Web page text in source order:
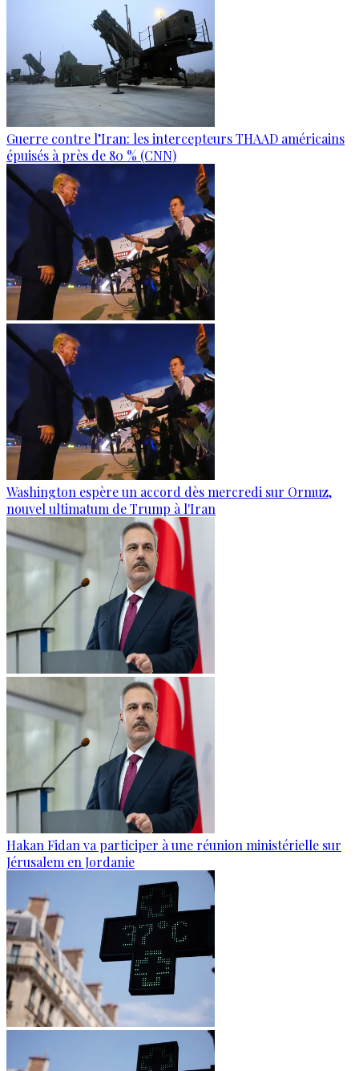
Guerre contre l’Iran: les intercepteurs THAAD américains
épuisés à près de 80 % (CNN)
Washington espère un accord dès mercredi sur Ormuz,
nouvel ultimatum de Trump à l'Iran
Hakan Fidan va participer à une réunion ministérielle sur
Jérusalem en Jordanie